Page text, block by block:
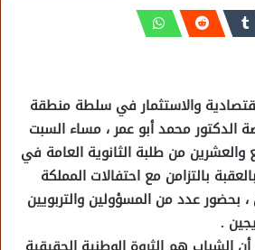
والاستثمار في سلطة منطقة
الدكتور محمد أبو عمر ، مساء السبت
والعشرين من طلبة الثانوية العامة في
بالتزامن مع احتفالات المملكة
، بحضور عدد من المسؤولين والتربويين
.